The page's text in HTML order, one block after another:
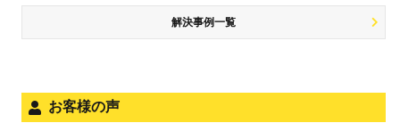
風営法・風適法違反
犯罪収益移転防止法違反
ストーカー事件
銃刀法違反
法人と刑事事件（脱税関係，従業員逮捕，予防法務等）
解決事例一覧
お客様の声